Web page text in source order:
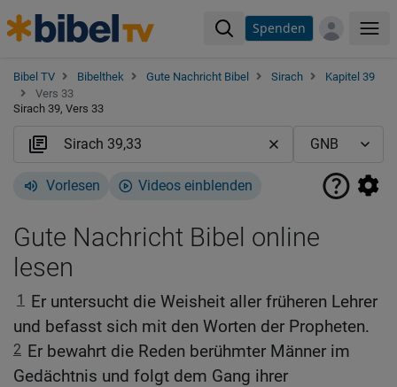
Spenden
Bibel TV Bibelthek Gute Nachricht Bibel Sirach
Kapitel 39
Vers 33
Sirach 39, Vers 33
Vorlesen Videos einblenden
Gute Nachricht Bibel online
lesen
1 Er untersucht die Weisheit aller früheren Lehrer
und befasst sich mit den Worten der Propheten.
2 Er bewahrt die Reden berühmter Männer im
Gedächtnis und folgt dem Gang ihrer